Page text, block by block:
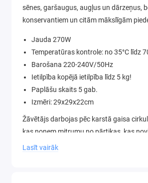
sēnes, garšaugus, augļus un dārzeņus,
konservantiem un citām mākslīgām
Jauda 270W
Temperatūras kontrole: no 35°C līdz
Barošana 220-240V/50Hz
Ietilpība kopējā ietilpība līdz 5 kg!
Paplāšu skaits 5 gab.
Izmēri: 29x29x22cm
Žāvētājs darbojas pēc karstā gaisa
kas noņem mitrumu no pārtikas, kas
paplātēm. Iztvaicējot ūdeni par 60%-
Lasīt vairāk